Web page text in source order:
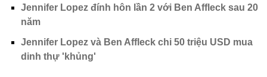
Jennifer Lopez đính hôn lần 2 với Ben Affleck sau 20
năm
Jennifer Lopez và Ben Affleck chi 50 triệu USD mua
dinh thự 'khủng'